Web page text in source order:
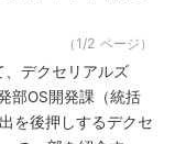
（1/2 ページ）
、デクセリアルズ
部OS開発課（統括
を後押しするデクセ